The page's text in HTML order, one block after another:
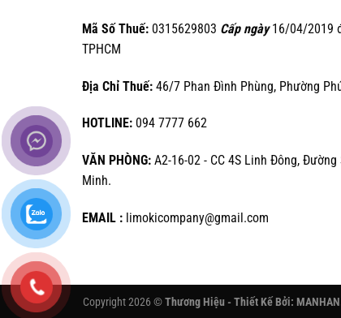
Mã Số Thuế:0315629803 Cấp ngày16/04/2019
TPHCM
Địa Chỉ Thuế:46/7 Phan Đình Phùng, Phường
HOTLINE:094 7777 662
VĂN PHÒNG:A2-16-02 - CC 4S Linh Đông,
Minh.
EMAIL :limokicompany@gmail.com
Copyright 2026 ©Thương Hiệu - Thiết Kế Bởi: